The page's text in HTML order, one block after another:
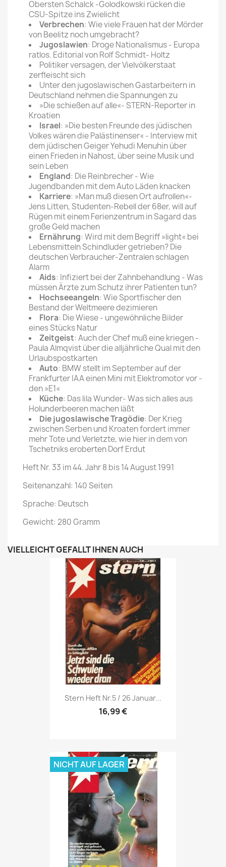
Obersten Schalck -Golodkowski rücken die
CSU-Spitze ins Zwielicht
Verbrechen: Wie viele Frauen hat der Mörder
von Beelitz noch umgebracht?
Jugoslawien: Droge Nationalismus - Europa
ratlos. Editorial von Rolf Schmidt- Holtz
Politiker versagen, der Vielvölkerstaat
zerfleischt sich
Unter den jugoslawischen Gastarbeitern in
Deutschland nehmen die Spannungen zu
»Die schießen auf alle«- STERN-Reporter in
Kroatien
Israel: »Die besten Freunde des jüdischen
Volkes wären die Palästinenser« - Interview mit
dem jüdischen Geiger Yehudi Menuhin über
einen Frieden in Nahost, über seine Musik und
sein Leben
England: Die Reinbrecher - Wie
Jugendbanden mit dem Auto Läden knacken
Karriere: »Man muß diesen Ort aufrollen«­
Jens Litten, Studenten-Rebell der 68er, will auf
Rügen mit einem Ferienzentrum in Sagard das
große Geld machen
Ernährung: Wird mit dem Begriff »light« bei
Lebensmitteln Schindluder getrieben? Die
deutschen Verbraucher-Zentralen schlagen
Alarm
Aids: Infiziert bei der Zahnbehandlung - Was
müssen Ärzte zum Schutz ihrer Patienten tun?
Hochseeangeln: Wie Sportfischer den
Bestand der Weltmeere dezimieren
Flora: Die Wiese - ungewöhnliche Bilder
eines Stücks Natur
Zeitgeist: Auch der Chef muß eine kriegen -
Paula Almqvist über die alljährliche Qual mit den
Urlaubspostkarten
Auto: BMW stellt im September auf der
Frankfurter IAA einen Mini mit Elektromotor vor -
den »E1«
Küche: Das lila Wunder- Was sich alles aus
Holunderbeeren machen läßt
Die jugoslawische Tragödie: Der Krieg
zwischen Serben und Kroaten fordert immer
mehr Tote und Verletzte, wie hier in dem von
Tschetniks eroberten Dorf Erdut
Heft Nr. 33 im 44. Jahr 8 bis 14 August 1991
Seitenanzahl: 140 Seiten
Sprache: Deutsch
Gewicht: 280 Gramm
VIELLEICHT GEFÄLLT IHNEN AUCH
Vorschau
Stern Heft Nr.5 / 26 Januar...
16,99 €
NICHT AUF LAGER